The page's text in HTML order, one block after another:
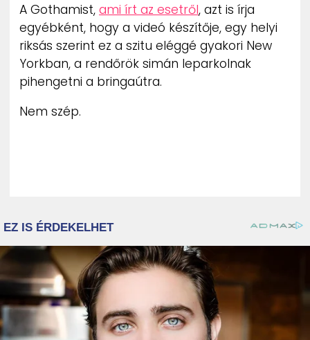
A Gothamist, ami írt az esetről, azt is írja
egyébként, hogy a videó készítője, egy helyi
riksás szerint ez a szitu eléggé gyakori New
Yorkban, a rendőrök simán leparkolnak
pihengetni a bringaútra.
Nem szép.